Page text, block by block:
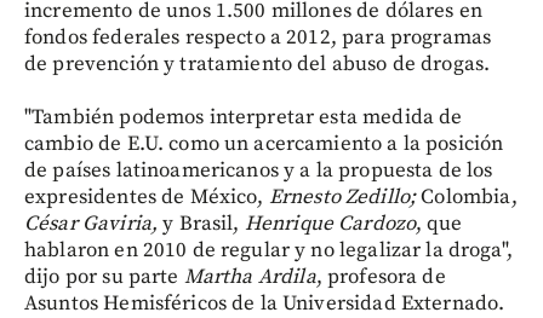
incremento de unos 1.500 millones de dólares en
fondos federales respecto a 2012, para programas
de prevención y tratamiento del abuso de drogas.
"También podemos interpretar esta medida de
cambio de E.U. como un acercamiento a la posición
de países latinoamericanos y a la propuesta de los
expresidentes de México, Ernesto Zedillo;Colombia,
César Gaviria,y Brasil, Henrique Cardozo, que
hablaron en 2010 de regular y no legalizar la droga",
dijo por su parte Martha Ardila, profesora de
Asuntos Hemisféricos de la Universidad Externado.